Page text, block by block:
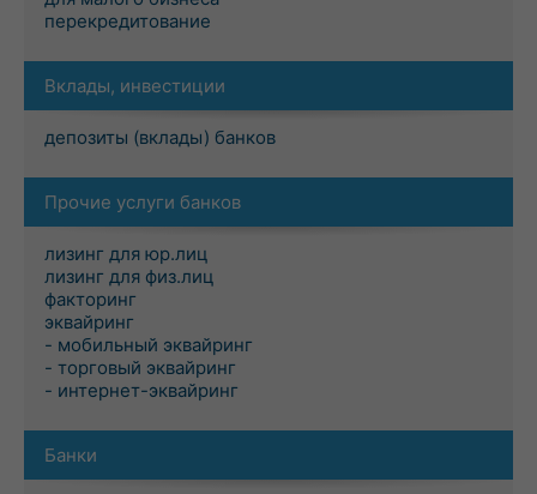
перекредитование
Вклады, инвестиции
депозиты (вклады) банков
Прочие услуги банков
лизинг для юр.лиц
лизинг для физ.лиц
факторинг
эквайринг
- мобильный эквайринг
- торговый эквайринг
- интернет-эквайринг
Банки